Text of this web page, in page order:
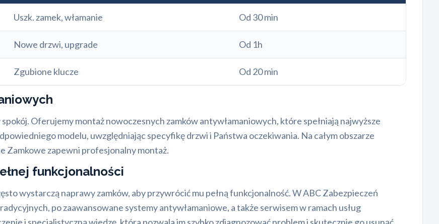
Uszk. zamek, włamanie Od 30 min
Nowe drzwi, upgrade Od 1h
Zgubione klucze Od 20 min
Oferujemy montaż nowoczesnych zamków antywłamaniowych, które spełniają najwyższe
modelu, uwzględniając specyfikę drzwi i Państwa oczekiwania. Na całym obszarze
Zamkowe zapewni profesjonalny montaż.
funkcjonalności
wystarczą naprawy zamków, aby przywrócić mu pełną funkcjonalność. W ABC Zabezpieczeń
po zaawansowane systemy antywłamaniowe, a także serwisem w ramach usług